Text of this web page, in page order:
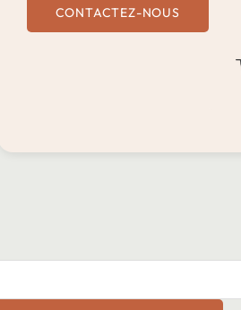
CONTACTEZ-NOUS